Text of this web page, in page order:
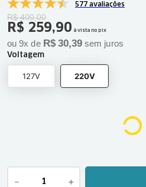
577 avaliações
R$ 400,00
R$ 259,90 à vista no pix
ou9x de R$ 30,39 sem juros
Voltagem
127V 220V
＋
－